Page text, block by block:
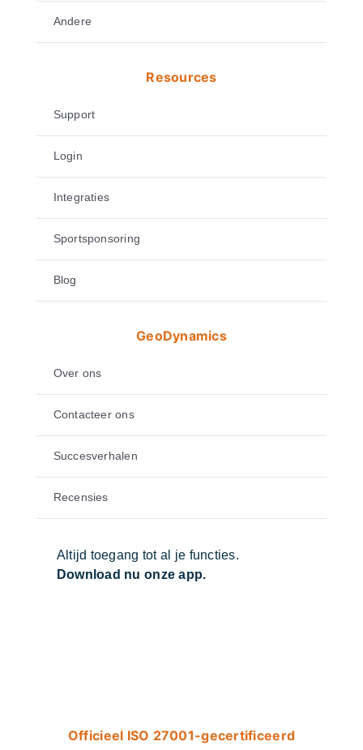
Andere
Resources
Support
Login
Integraties
Sportsponsoring
Blog
GeoDynamics
Over ons
Contacteer ons
Succesverhalen
Recensies
Altijd toegang tot al je functies.
Download nu onze app.
Officieel ISO 27001-gecertificeerd